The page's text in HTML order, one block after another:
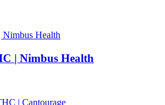
| Nimbus Health